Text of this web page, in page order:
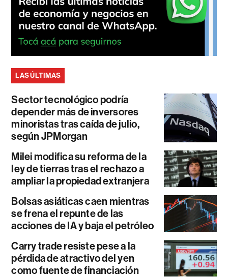
LAS ÚLTIMAS
Sector tecnológico podría
depender más de inversores
minoristas tras caída de julio,
según JPMorgan
Milei modifica su reforma de la
ley de tierras tras el rechazo a
ampliar la propiedad extranjera
Bolsas asiáticas caen mientras
se frena el repunte de las
acciones de IA y baja el petróleo
Carry trade resiste pese a la
pérdida de atractivo del yen
como fuente de financiación